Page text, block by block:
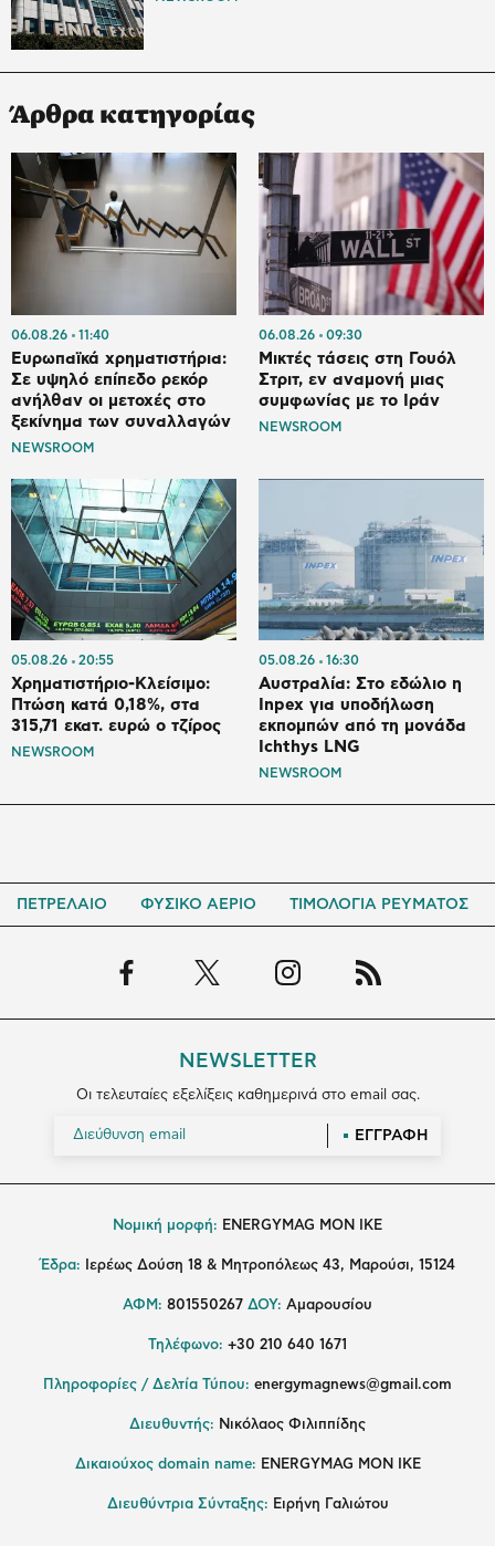
Άρθρα κατηγορίας
06.08.26 11:40
Ευρωπαϊκά χρηματιστήρια:
Σε υψηλό επίπεδο ρεκόρ
ανήλθαν οι μετοχές στο
ξεκίνημα των συναλλαγών
NEWSROOM
06.08.26 09:30
Μικτές τάσεις στη Γουόλ
Στριτ, εν αναμονή μιας
συμφωνίας με το Ιράν
NEWSROOM
05.08.26 20:55
Χρηματιστήριο-Κλείσιμο:
Πτώση κατά 0,18%, στα
315,71 εκατ. ευρώ ο τζίρος
NEWSROOM
05.08.26 16:30
Αυστραλία: Στο εδώλιο η
Inpex για υποδήλωση
εκπομπών από τη μονάδα
Ichthys LNG
NEWSROOM
ΠΕΤΡΕΛΑΙΟ ΦΥΣΙΚΟ ΑΕΡΙΟ ΤΙΜΟΛΟΓΙΑ ΡΕΥΜΑΤΟΣ
NEWSLETTER
Οι τελευταίες εξελίξεις καθημερινά στο email σας.
ΕΓΓΡΑΦΗ
Νομική μορφή: ENERGYMAG MON IKE
Έδρα: Ιερέως Δούση 18 & Μητροπόλεως 43, Μαρούσι, 15124
ΑΦΜ: 801550267 ΔΟΥ: Αμαρουσίου
Τηλέφωνο: +30 210 640 1671
Πληροφορίες / Δελτία Τύπου: energymagnews@gmail.com
Διευθυντής: Νικόλαος Φιλιππίδης
Δικαιούχος domain name: ENERGYMAG ΜΟΝ ΙΚΕ
Διευθύντρια Σύνταξης: Ειρήνη Γαλιώτου